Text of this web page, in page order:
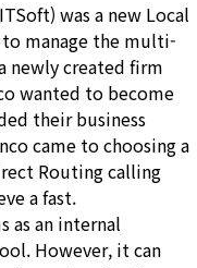
was a new Local
manage the multi-
newly created firm
wanted to become
their business
came to choosing a
Routing calling
a fast.
as an internal
However, it can